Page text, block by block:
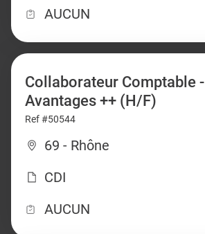
AUCUN
Collaborateur Comptable -
Avantages ++ (H/F)
Ref #50544
69 - Rhône
CDI
AUCUN